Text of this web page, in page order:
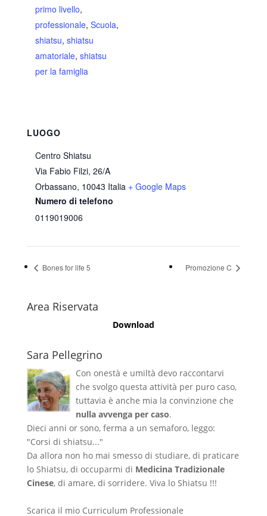
primo livello,
professionale, Scuola,
shiatsu, shiatsu
amatoriale, shiatsu
per la famiglia
LUOGO
Centro Shiatsu
Via Fabio Filzi, 26/A
Orbassano, 10043 Italia + Google Maps
Numero di telefono
0119019006
Bones for life 5 Promozione C
Area Riservata
Download
Sara Pellegrino
Con onestà e umiltà devo raccontarvi
che svolgo questa attività per puro caso,
tuttavia è anche mia la convinzione che
nulla avvenga per caso.
Dieci anni or sono, ferma a un semaforo, leggo:
"Corsi di shiatsu..."
Da allora non ho mai smesso di studiare, di praticare
lo Shiatsu, di occuparmi di Medicina Tradizionale
Cinese, di amare, di sorridere. Viva lo Shiatsu !!!
Scarica il mio Curriculum Professionale